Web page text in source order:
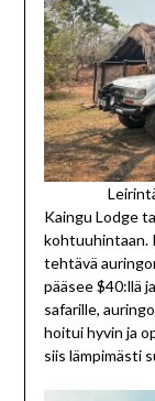
Kaingu Lodge
kohtuuhintaan.
tehtävä
pääsee $40:llä
safarille,
hoitui hyvin ja
siis lämpimästi